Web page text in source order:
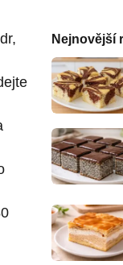
Nejnovější